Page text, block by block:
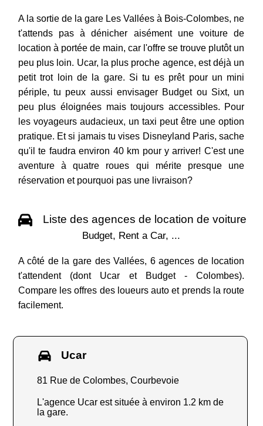
A la sortie de la gare Les Vallées à Bois-Colombes, ne
t'attends pas à dénicher aisément une voiture de
location à portée de main, car l'offre se trouve plutôt un
peu plus loin. Ucar, la plus proche agence, est déjà un
petit trot loin de la gare. Si tu es prêt pour un mini
périple, tu peux aussi envisager Budget ou Sixt, un
peu plus éloignées mais toujours accessibles. Pour
les voyageurs audacieux, un taxi peut être une option
pratique. Et si jamais tu vises Disneyland Paris, sache
qu'il te faudra environ 40 km pour y arriver! C'est une
aventure à quatre roues qui mérite presque une
réservation et pourquoi pas une livraison?
Liste des agences de location de voiture
Budget, Rent a Car, ...
A côté de la gare des Vallées, 6 agences de location
t'attendent (dont Ucar et Budget - Colombes).
Compare les offres des loueurs auto et prends la route
facilement.
Ucar
81 Rue de Colombes, Courbevoie
L'agence Ucar est située à environ 1.2 km de
la gare.